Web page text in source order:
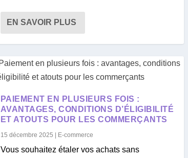
EN SAVOIR PLUS
PAIEMENT EN PLUSIEURS FOIS :
AVANTAGES, CONDITIONS D’ÉLIGIBILITÉ
ET ATOUTS POUR LES COMMERÇANTS
15 décembre 2025 E-commerce
Vous souhaitez étaler vos achats sans